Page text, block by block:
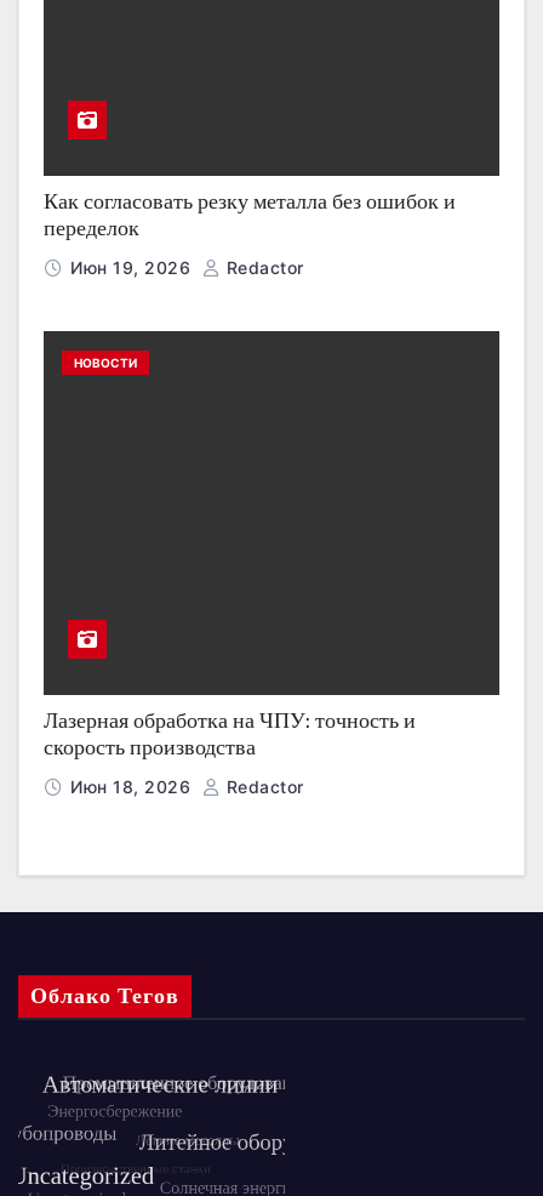
Как согласовать резку металла без ошибок и
переделок
Июн 19, 2026 Redactor
НОВОСТИ
Лазерная обработка на ЧПУ: точность и
скорость производства
Июн 18, 2026 Redactor
Облако Тегов